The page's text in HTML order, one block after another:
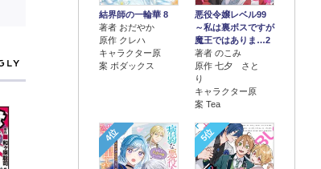
結界師の一輪華 8
著者 おだやか
原作 クレハ
キャラクター原
案 ボダックス
悪役令嬢レベル99
～私は裏ボスですが
魔王ではありま…2
著者 のこみ
原作 七夕 さと
り
キャラクター原
案 Tea
4位 5位